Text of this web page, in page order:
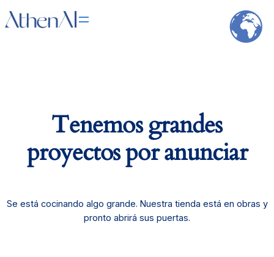
Tenemos grandes
proyectos por anunciar
Se está cocinando algo grande. Nuestra tienda está en obras y
pronto abrirá sus puertas.